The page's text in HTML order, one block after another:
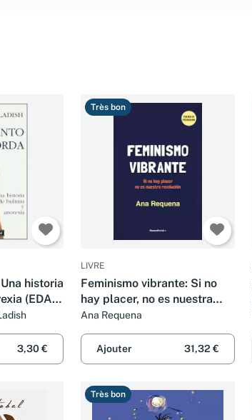
historia
(EDAF
3,30 €
Très bon
LIVRE
Feminismo vibrante: Si no
hay placer, no es nuestra
revolución (No ficción)
Ana Requena
Ajouter 31,32 €
Très bon